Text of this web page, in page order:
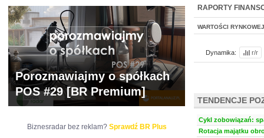
WYCENA BR
RAPORTY
WARTOŚCI RYNKOWEJ
Dynamika: r/r
TENDENCJE
Cykl zobowiązań:
Rotacja majątku
Porozmawiajmy o spółkach
POS #29 [BR Premium]
Biznesradar bez reklam? Sprawdź BR Plus